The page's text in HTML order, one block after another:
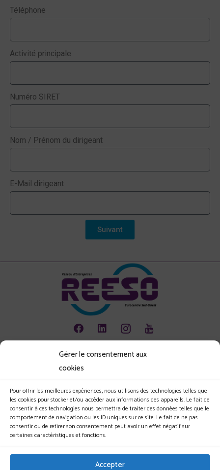
Gérer le consentement aux
cookies
Pour offrir les meilleures expériences, nous utilisons des technologies telles que
les cookies pour stocker et/ou accéder aux informations des appareils. Le fait de
consentir à ces technologies nous permettra de traiter des données telles que le
comportement de navigation ou les ID uniques sur ce site. Le fait de ne pas
consentir ou de retirer son consentement peut avoir un effet négatif sur
certaines caractéristiques et fonctions.
Accepter
Téléphone
Activité principale
Numéro SIRET
Nom / Prénom du dirigeant
E-Mail dirigeant
Suivant
Animation
Emploi
Environnement
Les jeunes et l'entreprise
Le Club
Nos actualités
Nos évènements